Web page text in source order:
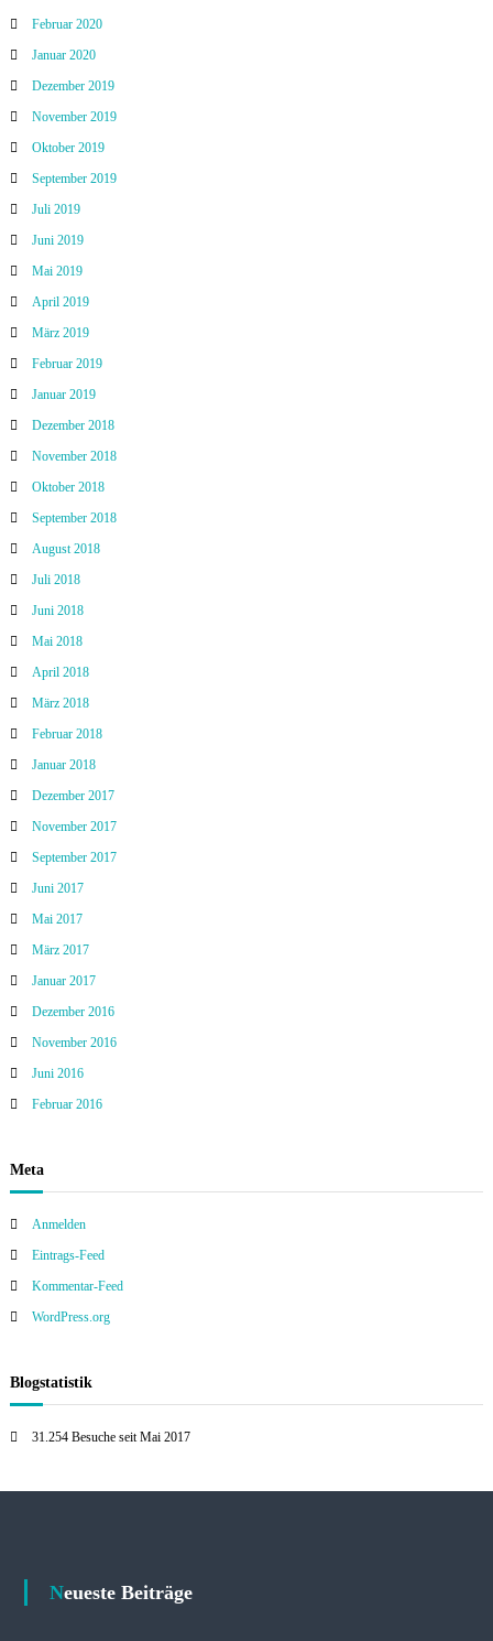
Februar 2020
Januar 2020
Dezember 2019
November 2019
Oktober 2019
September 2019
Juli 2019
Juni 2019
Mai 2019
April 2019
März 2019
Februar 2019
Januar 2019
Dezember 2018
November 2018
Oktober 2018
September 2018
August 2018
Juli 2018
Juni 2018
Mai 2018
April 2018
März 2018
Februar 2018
Januar 2018
Dezember 2017
November 2017
September 2017
Juni 2017
Mai 2017
März 2017
Januar 2017
Dezember 2016
November 2016
Juni 2016
Februar 2016
Meta
Anmelden
Eintrags-Feed
Kommentar-Feed
WordPress.org
Blogstatistik
31.254 Besuche seit Mai 2017
Neueste Beiträge